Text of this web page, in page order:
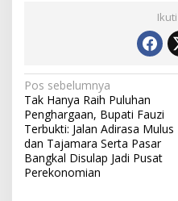
N
a
v
i
g
Pos sebelumnya
Tak Hanya Raih Puluhan
Penghargaan, Bupati Fauzi
Terbukti: Jalan Adirasa Mulus
dan Tajamara Serta Pasar
Bangkal Disulap Jadi Pusat
Perekonomian